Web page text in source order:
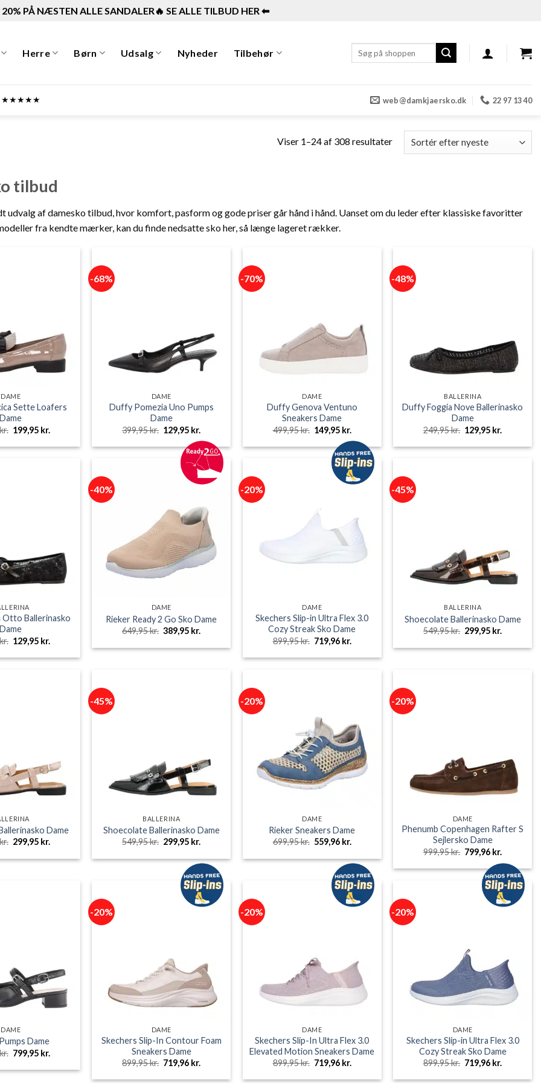
20% PÅ NÆSTEN ALLE SANDALER🔥 SE ALLE TILBUD HER ⬅︎
Herre Børn Udsalg Nyheder Tilbehør
efter:
★★★★★ web@damkjaersko.dk 22 97 13 40
Viser 1–24 af 308 resultaterSorteret
efter
tilbud
udvalg af damesko tilbud, hvor komfort, pasform og gode priser går hånd i hånd. Uanset om du leder efter klassiske favoritter
fra kendte mærker, kan du finde nedsatte sko her, så længe lageret rækker.
DAME
Sette Loafers
Dame
Den
oprindelige
pris
199,95 kr.
pris
-68%
DAME
Duffy Pomezia Uno Pumps
Dame
399,95kr. Den
oprindelige
pris
399,95 kr..
129,95 kr.
pris
er:
129,95 kr..
-70%
DAME
Duffy Genova Ventuno
Sneakers Dame
499,95kr. Den
oprindelige
pris
499,95 kr..
149,95 kr.
pris
er:
149,95 kr..
-48%
BALLERINA
Duffy Foggia Nove Ballerinasko
Dame
249,95kr. Den
oprindelige
pris
129,95 kr.
pris
Otto Ballerinasko
Dame
Den
oprindelige
pris
129,95 kr.
pris
-40%
DAME
Rieker Ready 2 Go Sko Dame
649,95kr. Den
oprindelige
pris
389,95 kr.
pris
-20%
DAME
Skechers Slip-in Ultra Flex 3.0
Cozy Streak Sko Dame
899,95kr. Den
oprindelige
pris
719,96 kr.
pris
-45%
BALLERINA
Shoecolate Ballerinasko Dame
549,95kr. Den
oprindelige
pris
299,95 kr.
pris
Dame
Den
pris
299,95 kr.Den
pris
-45%
BALLERINA
Shoecolate Ballerinasko Dame
549,95kr. Den
pris
549,95 kr..
299,95 kr.Den
pris
er:
299,95 kr..
-20%
DAME
Rieker Sneakers Dame
699,95kr. Den
pris
699,95 kr..
559,96 kr.Den
pris
er:
559,96 kr..
-20%
DAME
Phenumb Copenhagen Rafter S
Sejlersko Dame
999,95kr. Den
oprindelige
pris
999,95 kr..
799,96 kr.
pris
er:
799,96 kr..
DAME
Dame
Den
oprindelige
pris
799,95 kr.
pris
-20%
DAME
Skechers Slip-In Contour Foam
Sneakers Dame
899,95kr. Den
oprindelige
pris
719,96 kr.
pris
-20%
DAME
Skechers Slip-In Ultra Flex 3.0
Elevated Motion Sneakers Dame
899,95kr. Den
oprindelige
pris
719,96 kr.
pris
-20%
DAME
Skechers Slip-in Ultra Flex 3.0
Cozy Streak Sko Dame
899,95kr. Den
oprindelige
pris
719,96 kr.
pris